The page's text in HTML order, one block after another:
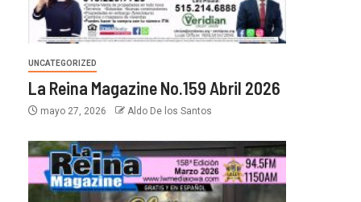
UNCATEGORIZED
La Reina Magazine No.159 Abril 2026
mayo 27, 2026 Aldo De los Santos